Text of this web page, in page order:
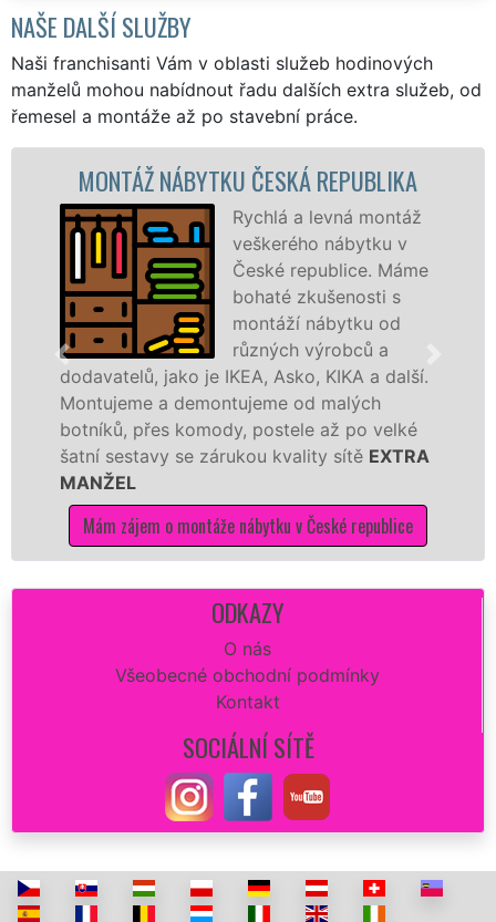
NAŠE DALŠÍ SLUŽBY
Naši franchisanti Vám v oblasti služeb hodinových
manželů mohou nabídnout řadu dalších extra služeb, od
řemesel a montáže až po stavební práce.
NÁBYTKU ČESKÁ REPUBLIKA
Rychlá a levná montáž
veškerého nábytku v
České republice. Máme
bohaté zkušenosti s
montáží nábytku od
různých výrobců a
jako je IKEA, Asko, KIKA a další.
a demontujeme od malých
přes komody, postele až po velké
sestavy se zárukou kvality sítěEXTRA
zájem o montáže nábytku v České republice
ODKAZY
O nás
Všeobecné obchodní podmínky
Kontakt
SOCIÁLNÍ SÍTĚ